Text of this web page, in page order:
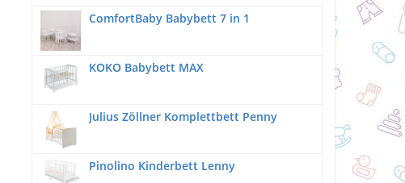
ComfortBaby Babybett 7 in 1
KOKO Babybett MAX
Julius Zöllner Komplettbett Penny
Pinolino Kinderbett Lenny